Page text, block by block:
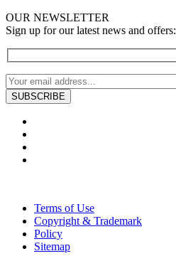
OUR NEWSLETTER
Sign up for our latest news and offers:
Terms of Use
Copyright & Trademark
Policy
Sitemap